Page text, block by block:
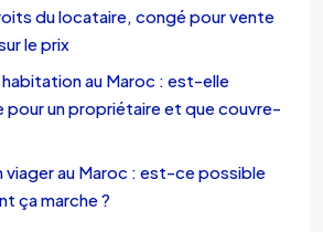
du locataire, congé pour vente
le prix
habitation au Maroc : est-elle
pour un propriétaire et que couvre-
viager au Maroc : est-ce possible
ça marche ?